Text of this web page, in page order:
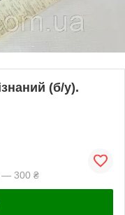
(б/у).
— 300 ₴